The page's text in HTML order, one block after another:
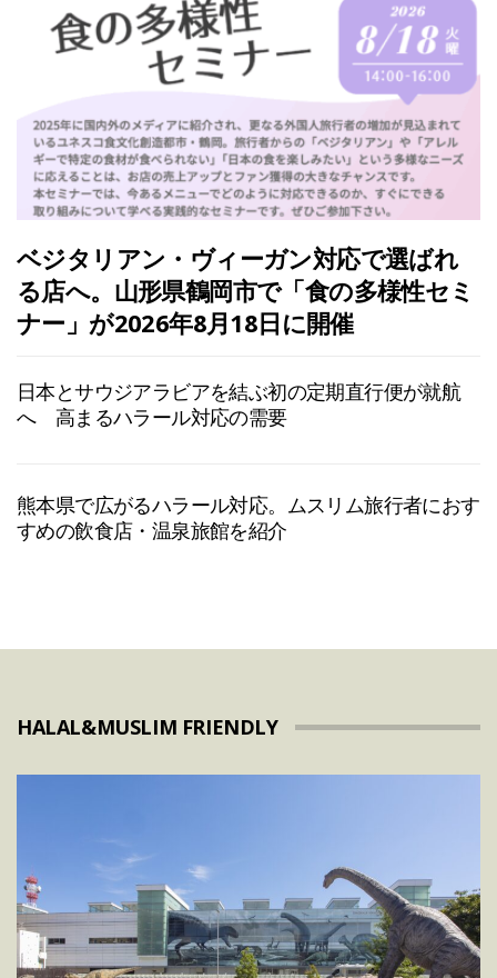
ベジタリアン・ヴィーガン対応で選ばれ
る店へ。山形県鶴岡市で「食の多様性セミ
ナー」が2026年8月18日に開催
日本とサウジアラビアを結ぶ初の定期直行便が就航
へ 高まるハラール対応の需要
熊本県で広がるハラール対応。ムスリム旅行者におす
すめの飲食店・温泉旅館を紹介
HALAL&MUSLIM FRIENDLY